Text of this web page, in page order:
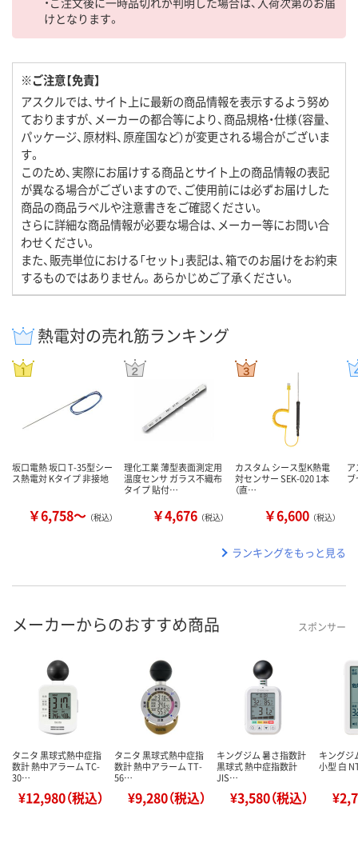
けとなります。
※ご注意【免責】
アスクルでは、サイト上に最新の商品情報を表示するよう努め
ておりますが、メーカーの都合等により、商品規格・仕様（容量、
パッケージ、原材料、原産国など）が変更される場合がございま
す。
このため、実際にお届けする商品とサイト上の商品情報の表記
が異なる場合がございますので、ご使用前には必ずお届けした
商品の商品ラベルや注意書きをご確認ください。
さらに詳細な商品情報が必要な場合は、メーカー等にお問い合
わせください。
また、販売単位における「セット」表記は、箱でのお届けをお約束
するものではありません。あらかじめご了承ください。
熱電対の売れ筋ランキング
坂口電熱 坂口 T-35型シー
ス熱電対 Kタイプ 非接地
￥6,758～ （税込）
理化工業 薄型表面測定用
温度センサ ガラス不織布
タイプ 貼付…
￥4,676 （税込）
カスタム シース型K熱電
対センサー SEK-020 1本
（直…
￥6,600 （税込）
ランキングをもっと見る
メーカーからのおすすめ商品 スポンサー
タニタ 黒球式熱中症指
数計 熱中アラーム TC-
30…
¥12,980（税込）
タニタ 黒球式熱中症指
数計 熱中アラーム TT-
56…
¥9,280（税込）
キングジム 暑さ指数計
黒球式 熱中症指数計
JIS…
¥3,580（税込）
キングジ
小型 白